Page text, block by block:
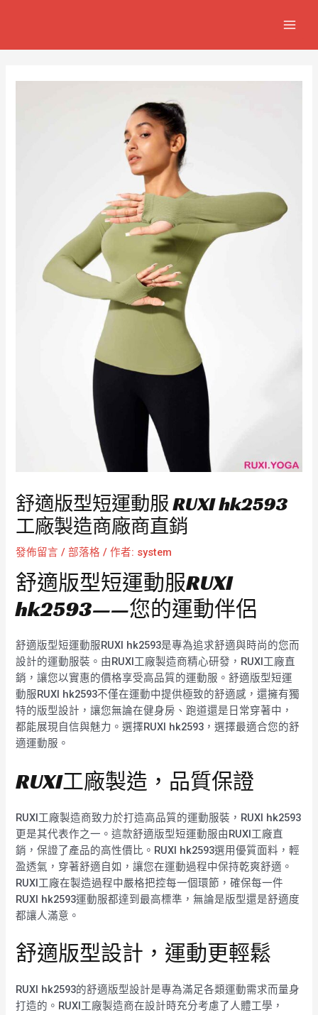
舒適版型短運動服 RUXI hk2593
工廠製造商廠商直銷
發佈留言 /部落格 / 作者: system
舒適版型短運動服RUXI
hk2593——您的運動伴侶
舒適版型短運動服RUXI hk2593是專為追求舒適與時尚的您而
設計的運動服裝。由RUXI工廠製造商精心研發，RUXI工廠直
銷，讓您以實惠的價格享受高品質的運動服。舒適版型短運
動服RUXI hk2593不僅在運動中提供極致的舒適感，還擁有獨
特的版型設計，讓您無論在健身房、跑道還是日常穿著中，
都能展現自信與魅力。選擇RUXI hk2593，選擇最適合您的舒
適運動服。
RUXI工廠製造，品質保證
RUXI工廠製造商致力於打造高品質的運動服裝，RUXI hk2593
更是其代表作之一。這款舒適版型短運動服由RUXI工廠直
銷，保證了產品的高性價比。RUXI hk2593選用優質面料，輕
盈透氣，穿著舒適自如，讓您在運動過程中保持乾爽舒適。
RUXI工廠在製造過程中嚴格把控每一個環節，確保每一件
RUXI hk2593運動服都達到最高標準，無論是版型還是舒適度
都讓人滿意。
舒適版型設計，運動更輕鬆
RUXI hk2593的舒適版型設計是專為滿足各類運動需求而量身
打造的。RUXI工廠製造商在設計時充分考慮了人體工學，